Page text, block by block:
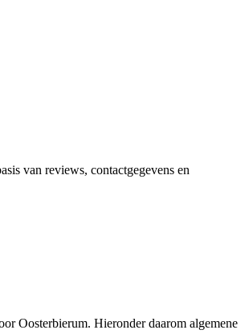
van reviews, contactgegevens en
Oosterbierum. Hieronder daarom algemene